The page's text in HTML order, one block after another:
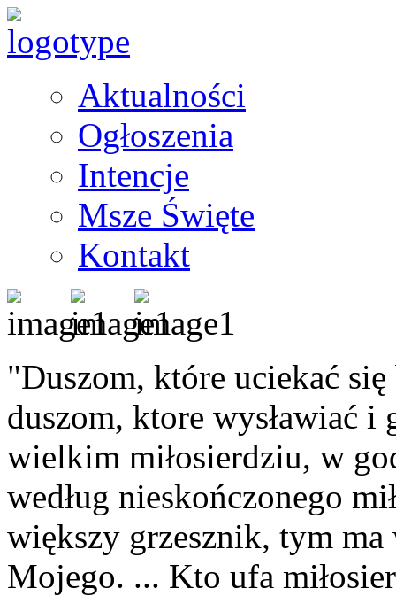
Aktualności
Ogłoszenia
Intencje
Msze Święte
Kontakt
"Duszom, które uciekać
duszom, ktore wysławiać
wielkim miłosierdziu, w
według nieskończonego
większy grzesznik, tym ma
Mojego. ... Kto ufa